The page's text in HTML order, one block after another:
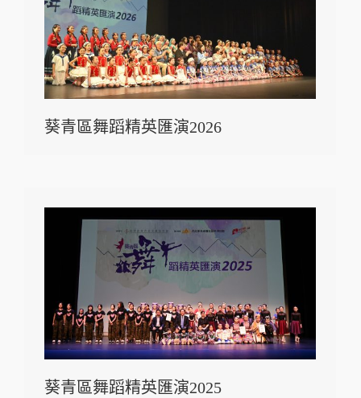
葵青區舞蹈精英匯演2026
葵青區舞蹈精英匯演2025